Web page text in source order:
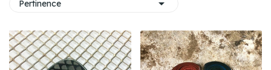
Pertinence 